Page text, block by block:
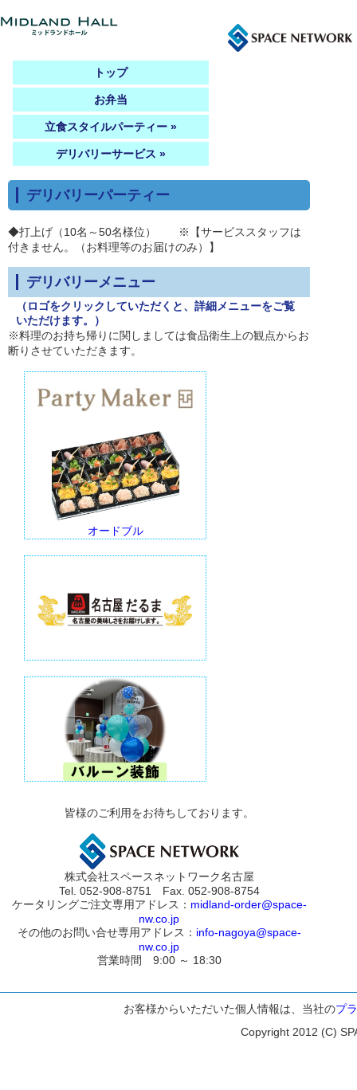
トップ
お弁当
立食スタイルパーティー »
デリバリーサービス »
デリバリーパーティー
◆打上げ（10名～50名様位） ※【サービススタッフは
付きません。（お料理等のお届けのみ）】
デリバリーメニュー
（ロゴをクリックしていただくと、詳細メニューをご覧
いただけます。）
※料理のお持ち帰りに関しましては食品衛生上の観点からお
断りさせていただきます。
オードブル
皆様のご利用をお待ちしております。
株式会社スペースネットワーク名古屋
Tel. 052-908-8751 Fax. 052-908-8754
ケータリングご注文専用アドレス： midland-order@space-
nw.co.jp
その他のお問い合せ専用アドレス： info-nagoya@space-
nw.co.jp
営業時間 9:00 ～ 18:30
お客様からいただいた個人情報は、当社のプ
Copyright 2012 (C)